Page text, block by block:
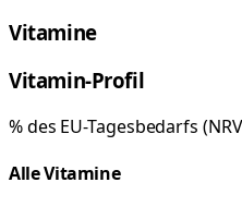
Vitamine
Vitamin-Profil
% des EU-Tagesbedarfs
Alle Vitamine